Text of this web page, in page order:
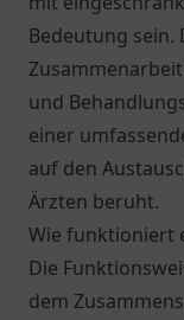
Bedeutung
und
einer
auf den
Ärzten beruht.
Wie funktioniert
Die
dem